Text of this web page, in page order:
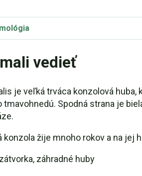
vedieť
je veľká trváca konzolová
tmavohnedú. Spodná strana je
konzola žije mnoho rokov a na jej
záhradné huby